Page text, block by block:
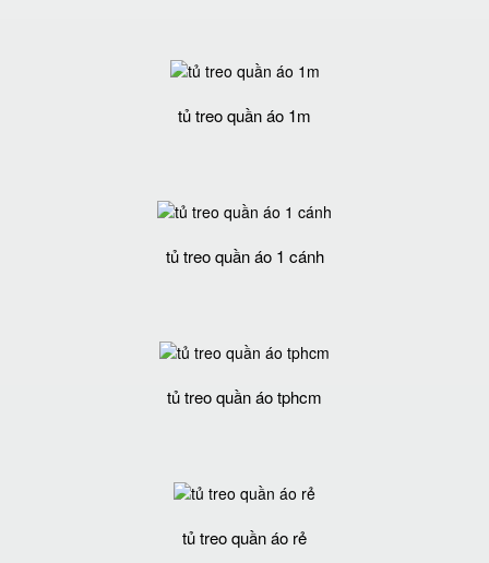
tủ treo quần áo 1m
tủ treo quần áo 1 cánh
tủ treo quần áo tphcm
tủ treo quần áo rẻ